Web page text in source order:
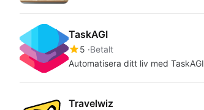
TaskAGI
5 Betalt
Automatisera ditt liv med TaskAGI
Travelwiz